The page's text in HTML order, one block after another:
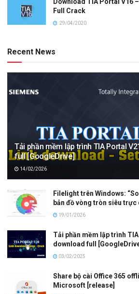
Full Crack
29/04/2020
Recent News
Tải phần mềm lập trình TIA Portal
full [GoogleDrive]
14/02/2026
Filelight trên Windows:
bản đồ vòng tròn siêu trực
19/01/2026
Tải phần mềm lập trình
download full
03/02/2025
Share bộ cài Office 365
Microsoft [release]